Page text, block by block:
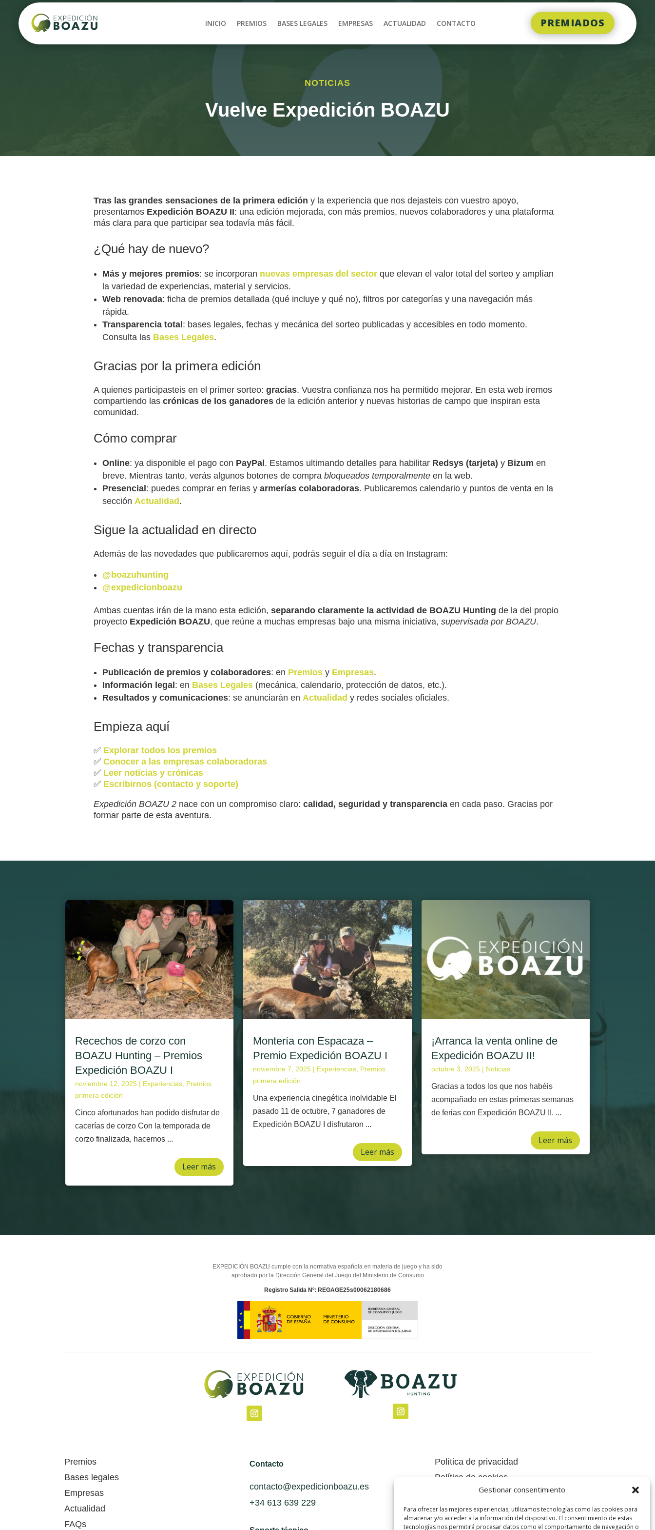
Gestionar consentimiento
Para ofrecer las mejores experiencias, utilizamos tecnologías como las cookies para
almacenar y/o acceder a la información del dispositivo. El consentimiento de estas
tecnologías nos permitirá procesar datos como el comportamiento de navegación o
INICIO PREMIOS BASES LEGALES EMPRESAS ACTUALIDAD CONTACTO PREMIADOS
NOTICIAS
Vuelve Expedición BOAZU
Tras las grandes sensaciones de la primera edición y la experiencia que nos dejasteis con vuestro apoyo,
presentamos Expedición BOAZU II: una edición mejorada, con más premios, nuevos colaboradores y una plataforma
más clara para que participar sea todavía más fácil.
¿Qué hay de nuevo?
Más y mejores premios: se incorporan nuevas empresas del sector que elevan el valor total del sorteo y amplían
la variedad de experiencias, material y servicios.
Web renovada: ficha de premios detallada (qué incluye y qué no), filtros por categorías y una navegación más
rápida.
Transparencia total : bases legales, fechas y mecánica del sorteo publicadas y accesibles en todo momento.
Consulta las Bases Legales.
Gracias por la primera edición
A quienes participasteis en el primer sorteo: gracias. Vuestra confianza nos ha permitido mejorar. En esta web iremos
compartiendo las crónicas de los ganadores de la edición anterior y nuevas historias de campo que inspiran esta
comunidad.
Cómo comprar
Online: ya disponible el pago con PayPal . Estamos ultimando detalles para habilitar Redsys (tarjeta) y Bizum en
breve. Mientras tanto, verás algunos botones de compra bloqueados temporalmente en la web.
Presencial : puedes comprar en ferias y armerías colaboradoras. Publicaremos calendario y puntos de venta en la
sección Actualidad .
Sigue la actualidad en directo
Además de las novedades que publicaremos aquí, podrás seguir el día a día en Instagram:
@boazuhunting
@expedicionboazu
Ambas cuentas irán de la mano esta edición, separando claramente la actividad de BOAZU Hunting de la del propio
proyecto Expedición BOAZU, que reúne a muchas empresas bajo una misma iniciativa, supervisada por BOAZU.
Fechas y transparencia
Publicación de premios y colaboradores: en Premios y Empresas.
Información legal : en Bases Legales (mecánica, calendario, protección de datos, etc.).
Resultados y comunicaciones: se anunciarán en Actualidad y redes sociales oficiales.
Empieza aquí
✅ Explorar todos los premios
✅ Conocer a las empresas colaboradoras
✅ Leer noticias y crónicas
✅ Escribirnos (contacto y soporte)
Expedición BOAZU 2 nace con un compromiso claro: calidad, seguridad y transparencia en cada paso. Gracias por
formar parte de esta aventura.
Recechos de corzo con
BOAZU Hunting – Premios
Expedición BOAZU I
noviembre 12, 2025 | Experiencias, Premios
primera edición
Cinco afortunados han podido disfrutar de
cacerías de corzo Con la temporada de
corzo finalizada, hacemos ...
Leer más
Montería con Espacaza –
Premio Expedición BOAZU I
noviembre 7, 2025 | Experiencias, Premios
primera edición
Una experiencia cinegética inolvidable El
pasado 11 de octubre, 7 ganadores de
Expedición BOAZU I disfrutaron ...
Leer más
¡Arranca la venta online de
Expedición BOAZU II!
octubre 3, 2025 | Noticias
Gracias a todos los que nos habéis
acompañado en estas primeras semanas
de ferias con Expedición BOAZU II. ...
Leer más
EXPEDICIÓN BOAZU cumple con la normativa española en materia de juego y ha sido
aprobado por la Dirección General del Juego del Ministerio de Consumo
Registro Salida Nº: REGAGE25s00062180686
Premios
Bases legales
Empresas
Actualidad
FAQs
Contacto
contacto@expedicionboazu.es
+34 613 639 229
Política de privacidad
Política de cookies
Autorización de la rifa